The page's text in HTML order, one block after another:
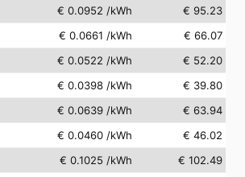
€ 0.0952 /kWh
€ 95.23
€ 0.0661 /kWh
€ 66.07
€ 0.0522 /kWh
€ 52.20
€ 0.0398 /kWh
€ 39.80
€ 0.0639 /kWh
€ 63.94
€ 0.0460 /kWh
€ 46.02
€ 0.1025 /kWh
€ 102.49